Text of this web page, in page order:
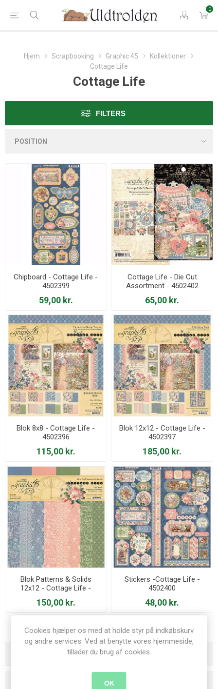
0
Hjem Scrapbooking Graphic 45
Kollektioner
Cottage Life
Cottage Life
FILTERS
Chipboard - Cottage Life -
4502399
59,00 kr.
Cottage Life - Die Cut
Assortment - 4502402
65,00 kr.
Blok 8x8 - Cottage Life -
4502396
115,00 kr.
Blok 12x12 - Cottage Life -
4502397
185,00 kr.
Blok Patterns & Solids
12x12 - Cottage Life -
4502398
150,00 kr.
Stickers -Cottage Life -
4502400
48,00 kr.
Varegrupper
Cookies hjælper os med at holde styr på indkøbskurv
og andre services. Ved at benytte vores hjemmeside,
tillader du brug af cookies.
OK